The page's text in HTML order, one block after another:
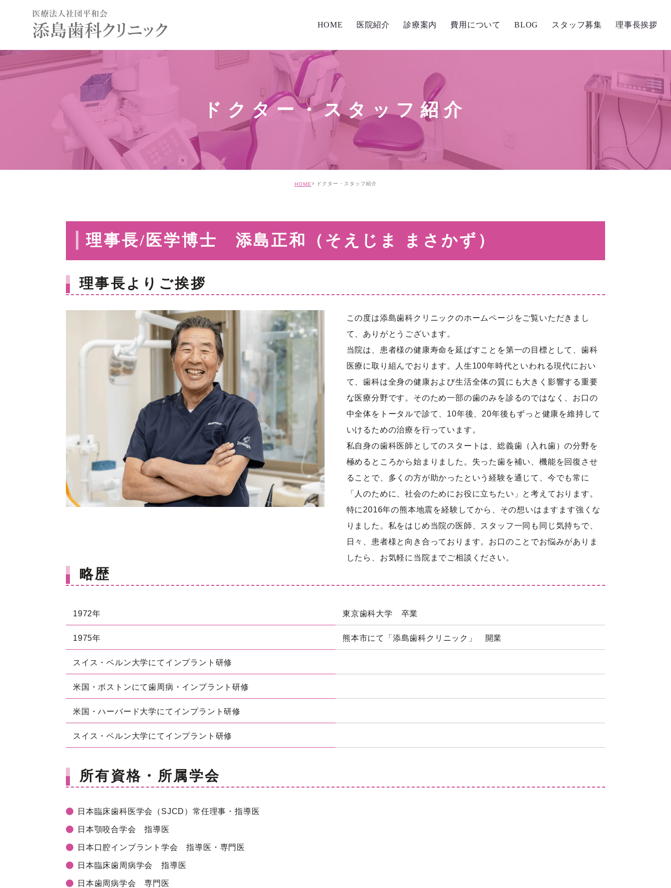
HOME 医院紹介
当院の特徴
診療コンセプト
院内環境について
医療機器について
衛生管理の取り組み
診療案内
総合歯科治療
審美治療
義歯
オーラルケアフレイル
小児歯科
睡眠時無呼吸症候群
セカンドオピニオン外
来
訪問診療
費用について BLOG
子供の矯正・小児矯正
スタッフ募集 理事長挨拶
ドクター・スタッフ紹介
HOME ドクター・スタッフ紹介
理事長/医学博士 添島正和（そえじま まさかず）
理事長よりご挨拶
この度は添島歯科クリニックのホームページをご覧いただきまし
て、ありがとうございます。
当院は、患者様の健康寿命を延ばすことを第一の目標として、歯科
医療に取り組んでおります。人生100年時代といわれる現代におい
て、歯科は全身の健康および生活全体の質にも大きく影響する重要
な医療分野です。そのため一部の歯のみを診るのではなく、お口の
中全体をトータルで診て、10年後、20年後もずっと健康を維持して
いけるための治療を行っています。
私自身の歯科医師としてのスタートは、総義歯（入れ歯）の分野を
極めるところから始まりました。失った歯を補い、機能を回復させ
ることで、多くの方が助かったという経験を通じて、今でも常に
「人のために、社会のためにお役に立ちたい」と考えております。
特に2016年の熊本地震を経験してから、その想いはますます強くな
りました。私をはじめ当院の医師、スタッフ一同も同じ気持ちで、
日々、患者様と向き合っております。お口のことでお悩みがありま
したら、お気軽に当院までご相談ください。
略歴
1972年 東京歯科大学 卒業
1975年 熊本市にて「添島歯科クリニック」 開業
スイス・ベルン大学にてインプラント研修
米国・ボストンにて歯周病・インプラント研修
米国・ハーバード大学にてインプラント研修
スイス・ベルン大学にてインプラント研修
所有資格・所属学会
日本臨床歯科医学会（SJCD）常任理事・指導医
日本顎咬合学会 指導医
日本口腔インプラント学会 指導医・専門医
日本臨床歯周病学会 指導医
日本歯周病学会 専門医